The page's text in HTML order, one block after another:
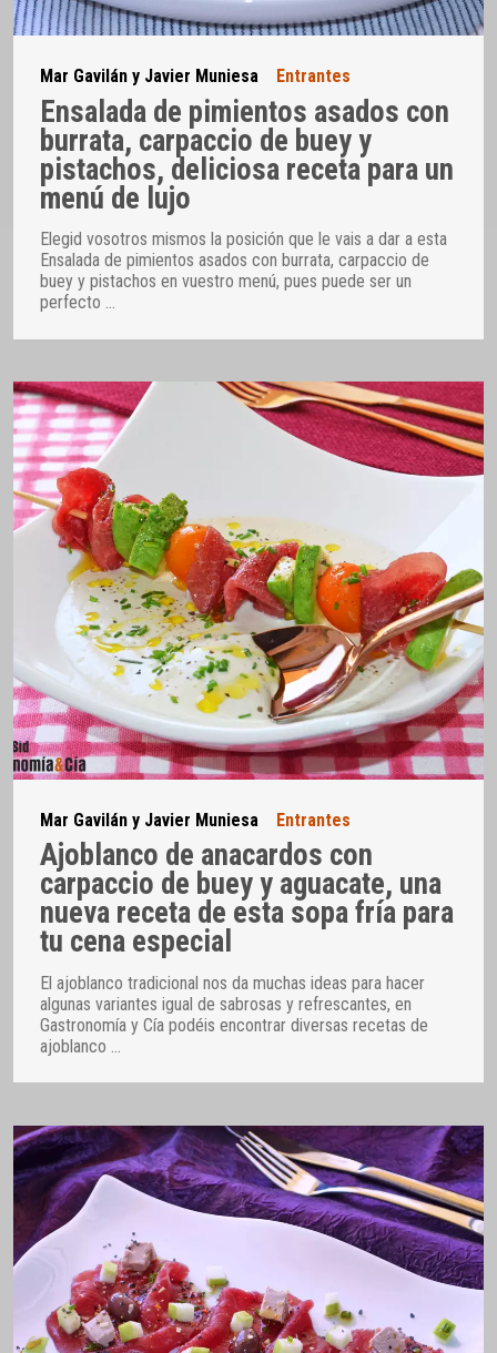
Mar Gavilán y Javier Muniesa Entrantes
Ensalada de pimientos asados con
burrata, carpaccio de buey y
pistachos, deliciosa receta para un
menú de lujo
Elegid vosotros mismos la posición que le vais a dar a esta
Ensalada de pimientos asados con burrata, carpaccio de
buey y pistachos en vuestro menú, pues puede ser un
perfecto …
Mar Gavilán y Javier Muniesa Entrantes
Ajoblanco de anacardos con
carpaccio de buey y aguacate, una
nueva receta de esta sopa fría para
tu cena especial
El ajoblanco tradicional nos da muchas ideas para hacer
algunas variantes igual de sabrosas y refrescantes, en
Gastronomía y Cía podéis encontrar diversas recetas de
ajoblanco